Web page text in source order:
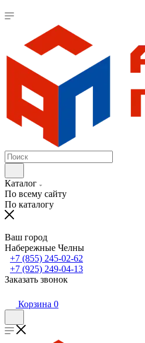
Каталог
По всему сайту
По каталогу
Ваш город
Набережные Челны
+7 (855) 245-02-62
+7 (925) 249-04-13
Заказать звонок
Корзина 0